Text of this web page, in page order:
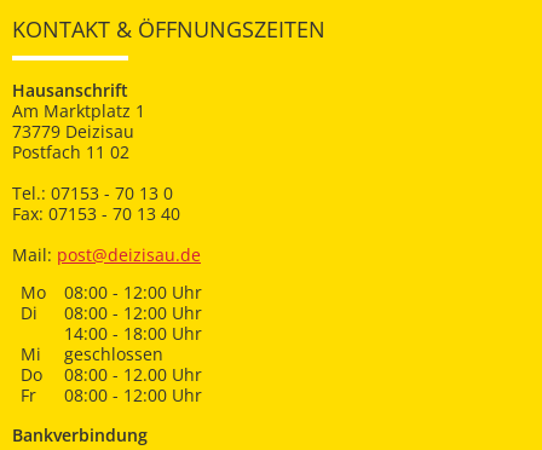
KONTAKT & ÖFFNUNGSZEITEN
Hausanschrift
Am Marktplatz 1
73779 Deizisau
Postfach 11 02
Tel.: 07153 - 70 13 0
Fax: 07153 - 70 13 40
Mail: post@deizisau.de
Mo
08:00 - 12:00 Uhr
Di
08:00 - 12:00 Uhr
14:00 - 18:00 Uhr
Mi
geschlossen
Do
08:00 - 12.00 Uhr
Fr
08:00 - 12:00 Uhr
Bankverbindung